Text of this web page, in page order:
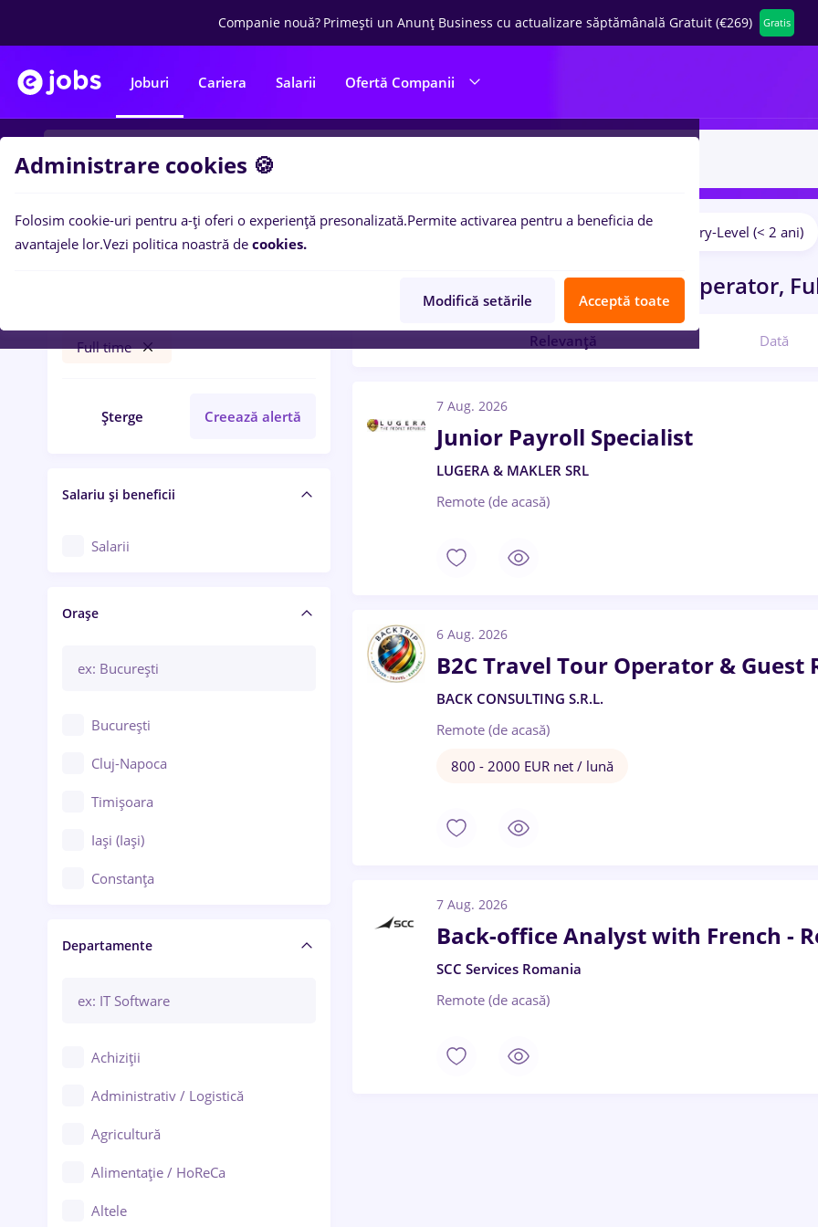
Companie nouă? Primești un Anunț Business cu actualizare săptămânală Gratuit (€269) Gratis
Joburi Cariera Salarii Ofertă Companii
Filtre
Full time
Șterge Creează alertă
Salariu și beneficii
Salarii
Orașe
București
Cluj-Napoca
Timișoara
Iași (Iași)
Constanța
Brașov
Bacău
Galați (Galați)
Ploiești
Departamente
Achiziții
Administrativ / Logistică
Agricultură
Alimentație / HoReCa
Altele
Entry-Level (< 2 ani)
back office operator,
Relevanță Dată
7 Aug. 2026
Junior Payroll Specialist
LUGERA & MAKLER SRL
Remote (de acasă)
6 Aug. 2026
B2C Travel Tour Operator & Guest
BACK CONSULTING S.R.L.
Remote (de acasă)
800 - 2000 EUR net / lună
7 Aug. 2026
Back-office Analyst with French -
SCC Services Romania
Remote (de acasă)
Administrare cookies 🍪
Folosim cookie-uri pentru a-ți oferi o experiență presonalizată.Permite activarea pentru a beneficia de
avantajele lor.Vezi politica noastră de cookies.
Modifică setările Acceptă toate